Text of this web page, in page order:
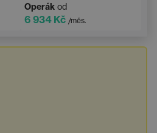
Operák od
6 934 Kč /měs.